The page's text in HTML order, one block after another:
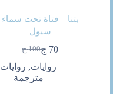
بتنا – فتاة تحت سماء
سيول
100 ج
السعر
الأصلي
هو:
70 جالسعر
الحالي
هو:
روايات, روايات
مترجمة